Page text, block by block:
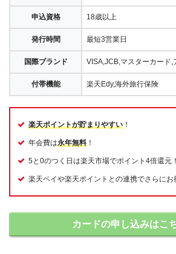
申込資格 18歳以上
発行時間 最短3営業日
国際ブランド VISA,JCB,マスターカード,
付帯機能 楽天Edy,海外旅行保険
楽天ポイントが貯まりやすい ！
年会費は永年無料 ！
5と0のつく日は楽天市場でポイント4倍還元！
楽天ペイや楽天ポイントとの連携でさらにお
カードの申し込みはこ